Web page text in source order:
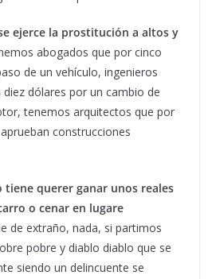
ejerce la prostitución a altos y
abogados que por cinco
de un vehículo, ingenieros
dólares por un cambio de
tenemos arquitectos que por
construcciones
tiene querer ganar unos reales
o cenar en lugare
de extraño, nada, si partimos
pobre y diablo diablo que se
siendo un delincuente se